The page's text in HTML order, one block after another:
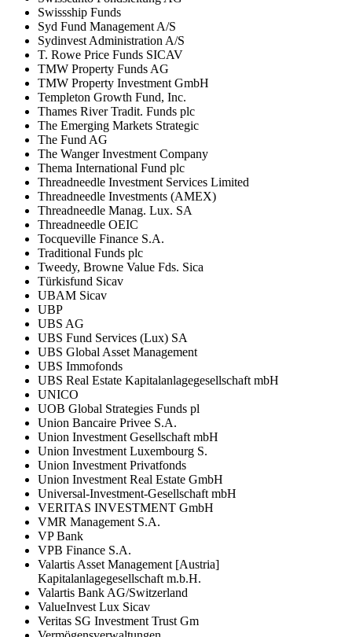
Swissship Funds
Syd Fund Management A/S
Sydinvest Administration A/S
T. Rowe Price Funds SICAV
TMW Property Funds AG
TMW Property Investment GmbH
Templeton Growth Fund, Inc.
Thames River Tradit. Funds plc
The Emerging Markets Strategic
The Fund AG
The Wanger Investment Company
Thema International Fund plc
Threadneedle Investment Services Limited
Threadneedle Investments (AMEX)
Threadneedle Manag. Lux. SA
Threadneedle OEIC
Tocqueville Finance S.A.
Traditional Funds plc
Tweedy, Browne Value Fds. Sica
Türkisfund Sicav
UBAM Sicav
UBP
UBS AG
UBS Fund Services (Lux) SA
UBS Global Asset Management
UBS Immofonds
UBS Real Estate Kapitalanlagegesellschaft mbH
UNICO
UOB Global Strategies Funds pl
Union Bancaire Privee S.A.
Union Investment Gesellschaft mbH
Union Investment Luxembourg S.
Union Investment Privatfonds
Union Investment Real Estate GmbH
Universal-Investment-Gesellschaft mbH
VERITAS INVESTMENT GmbH
VMR Management S.A.
VP Bank
VPB Finance S.A.
Valartis Asset Management [Austria]
Kapitalanlagegesellschaft m.b.H.
Valartis Bank AG/Switzerland
ValueInvest Lux Sicav
Veritas SG Investment Trust Gm